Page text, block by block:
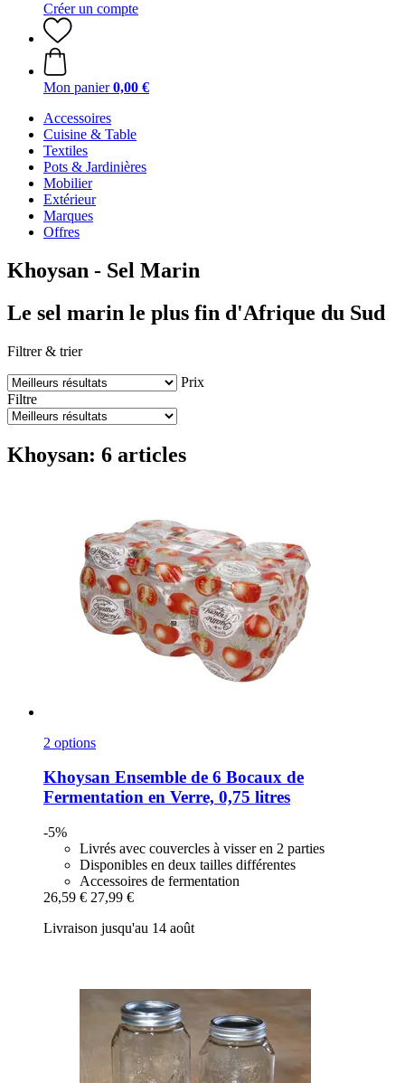
Créer un compte
Mon panier 0,00 €
Accessoires
Cuisine & Table
Textiles
Pots & Jardinières
Mobilier
Extérieur
Marques
Offres
Khoysan - Sel Marin
Le sel marin le plus fin d'Afrique du Sud
Filtrer & trier
Prix
Filtre
Khoysan: 6 articles
2 options
Khoysan Ensemble de 6 Bocaux de
Fermentation en Verre, 0,75 litres
-5%
Livrés avec couvercles à visser en 2 parties
Disponibles en deux tailles différentes
Accessoires de fermentation
26,59 € 27,99 €
Livraison jusqu'au 14 août